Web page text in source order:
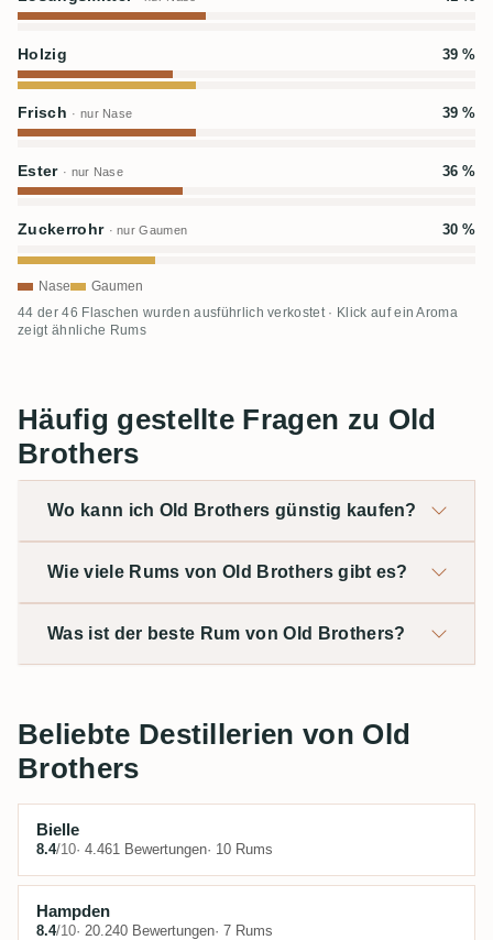
Holzig 39 %
Frisch · nur Nase 39 %
Ester · nur Nase 36 %
Zuckerrohr · nur Gaumen 30 %
Nase Gaumen
44 der 46 Flaschen wurden ausführlich verkostet · Klick auf ein Aroma
zeigt ähnliche Rums
Häufig gestellte Fragen zu Old
Brothers
Wo kann ich Old Brothers günstig kaufen?
Wie viele Rums von Old Brothers gibt es?
Was ist der beste Rum von Old Brothers?
Beliebte Destillerien von Old
Brothers
Bielle
8.4/10· 4.461 Bewertungen· 10 Rums
Hampden
8.4/10· 20.240 Bewertungen· 7 Rums